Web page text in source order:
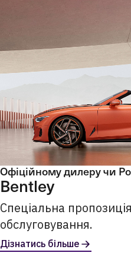
Офіційному дилеру чи
Bentley
Спеціальна
обслуговування.
Дізнатись більше